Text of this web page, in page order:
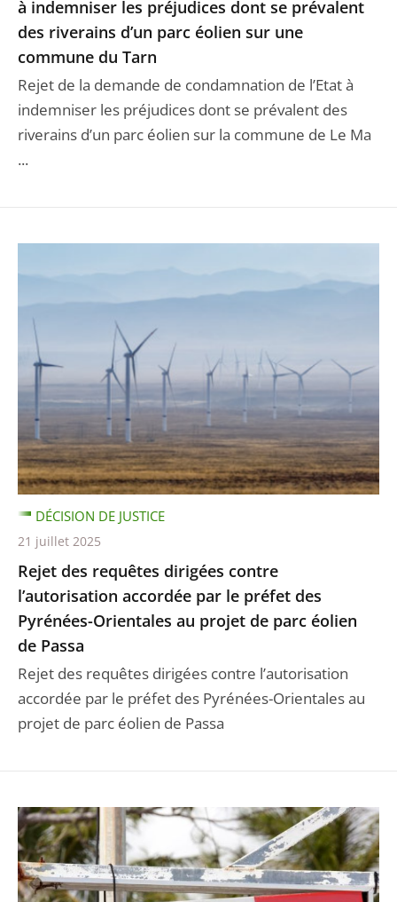
à indemniser les préjudices dont se prévalent
des riverains d’un parc éolien sur une
commune du Tarn
Rejet de la demande de condamnation de l’Etat à
indemniser les préjudices dont se prévalent des
riverains d’un parc éolien sur la commune de Le Ma
...
Rejet des requêtes dirigées contre
l’autorisation accordée par le préfet des
Pyrénées-Orientales au projet de parc éolien
de Passa
Rejet des requêtes dirigées contre l’autorisation
accordée par le préfet des Pyrénées-Orientales au
projet de parc éolien de Passa
DÉCISION DE JUSTICE
21 juillet 2025